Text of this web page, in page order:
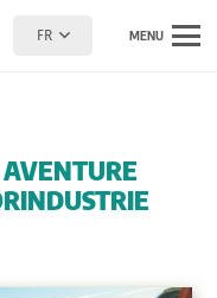
FR MENU